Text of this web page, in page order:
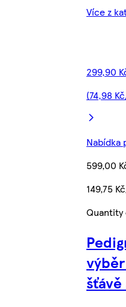
Více z
299,90
(74,98
Nabídka
599,00
149,75
šťávě